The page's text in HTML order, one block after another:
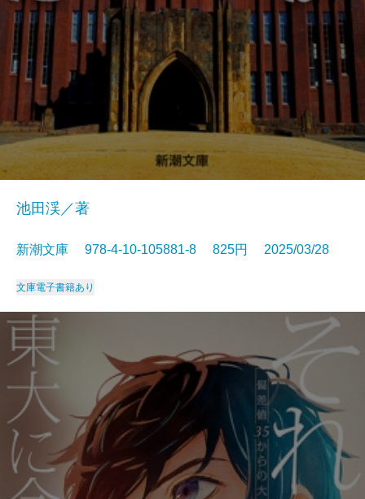
池田渓／著
新潮文庫 978-4-10-105881-8 825円 2025/03/28
文庫電子書籍あり